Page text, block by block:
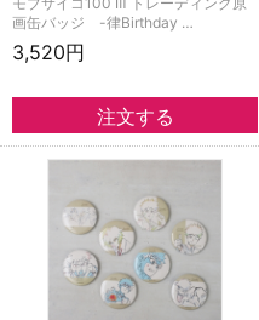
画缶バッジ -律Birthday …
3,520円